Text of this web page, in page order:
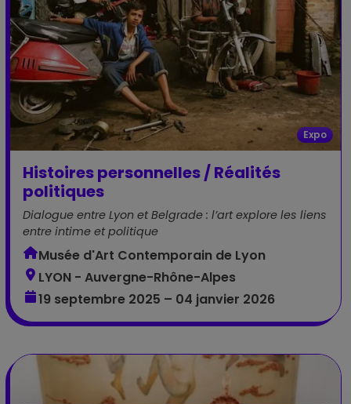
Expo
Histoires personnelles / Réalités
politiques
Dialogue entre Lyon et Belgrade : l’art explore les liens
entre intime et politique
Musée d'Art Contemporain de Lyon
LYON - Auvergne-Rhône-Alpes
19 septembre 2025 – 04 janvier 2026